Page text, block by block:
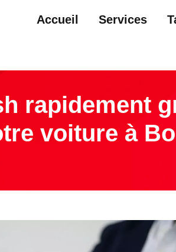
Accueil Services
rapidement
voiture à